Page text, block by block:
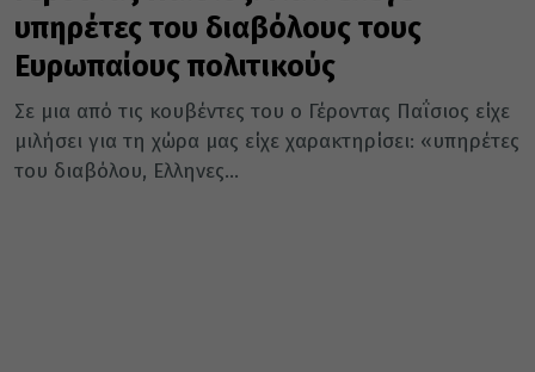
υπηρέτες του διαβόλους τους
Ευρωπαίους πολιτικούς
Σε μια από τις κουβέντες του ο Γέροντας Παΐσιος είχε
μιλήσει για τη χώρα μας είχε χαρακτηρίσει: «υπηρέτες
του διαβόλου, Ελληνες...